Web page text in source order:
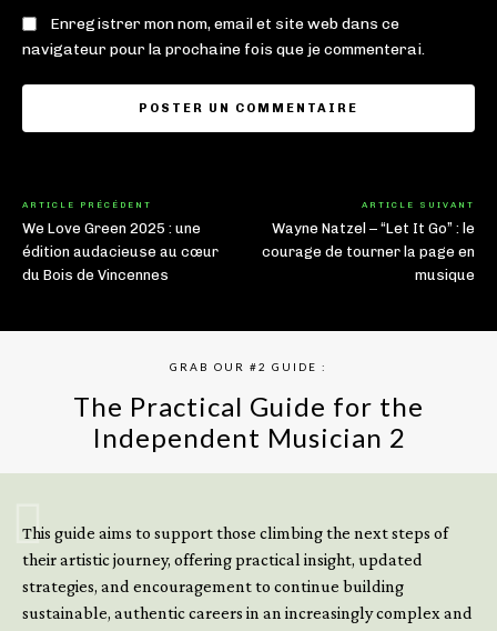
Enregistrer mon nom, email et site web dans ce
navigateur pour la prochaine fois que je commenterai.
ARTICLE PRÉCÉDENT
We Love Green 2025 : une
édition audacieuse au cœur
du Bois de Vincennes
ARTICLE SUIVANT
Wayne Natzel – “Let It Go” : le
courage de tourner la page en
musique
GRAB OUR #2 GUIDE :
The Practical Guide for the
Independent Musician 2
This guide aims to support those climbing the next steps of
their artistic journey, offering practical insight, updated
strategies, and encouragement to continue building
sustainable, authentic careers in an increasingly complex and